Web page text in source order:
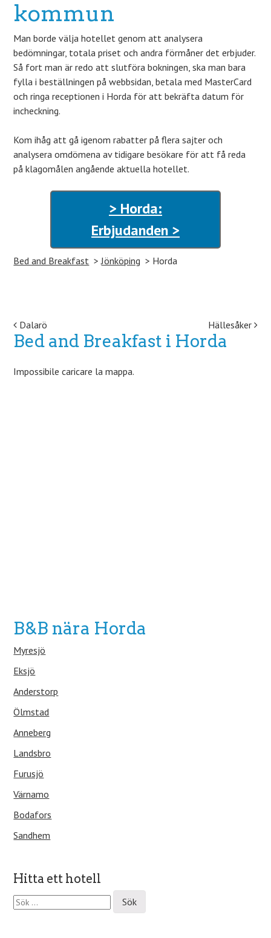
kommun
Man borde välja hotellet genom att analysera
bedömningar, totala priset och andra förmåner det erbjuder.
Så fort man är redo att slutföra bokningen, ska man bara
fylla i beställningen på webbsidan, betala med MasterCard
och ringa receptionen i Horda för att bekräfta datum för
incheckning.
Kom ihåg att gå igenom rabatter på flera sajter och
analysera omdömena av tidigare besökare för att få reda
på klagomålen angående aktuella hotellet.
> Horda:
Erbjudanden >
Bed and Breakfast Jönköping Horda
Post navigation
Dalarö Hällesåker
Bed and Breakfast i Horda
Impossibile caricare la mappa.
B&B nära Horda
Myresjö
Eksjö
Anderstorp
Ölmstad
Anneberg
Landsbro
Furusjö
Värnamo
Bodafors
Sandhem
Hitta ett hotell
S
ö